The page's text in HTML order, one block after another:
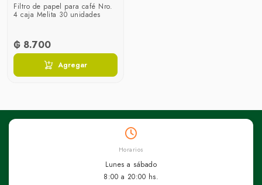
Filtro de papel para café Nro.
4 caja Melita 30 unidades
₲ 8.700
Agregar
Horarios
Lunes a sábado
8:00 a 20:00 hs.